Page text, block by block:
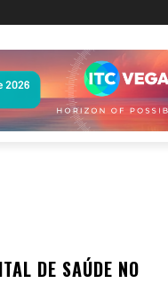
DE SAÚDE NO